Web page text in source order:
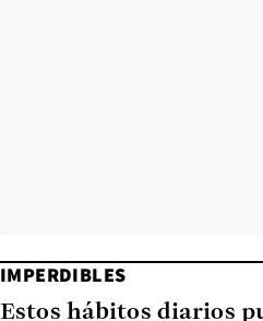
IMPERDIBLES
Estos hábitos diarios